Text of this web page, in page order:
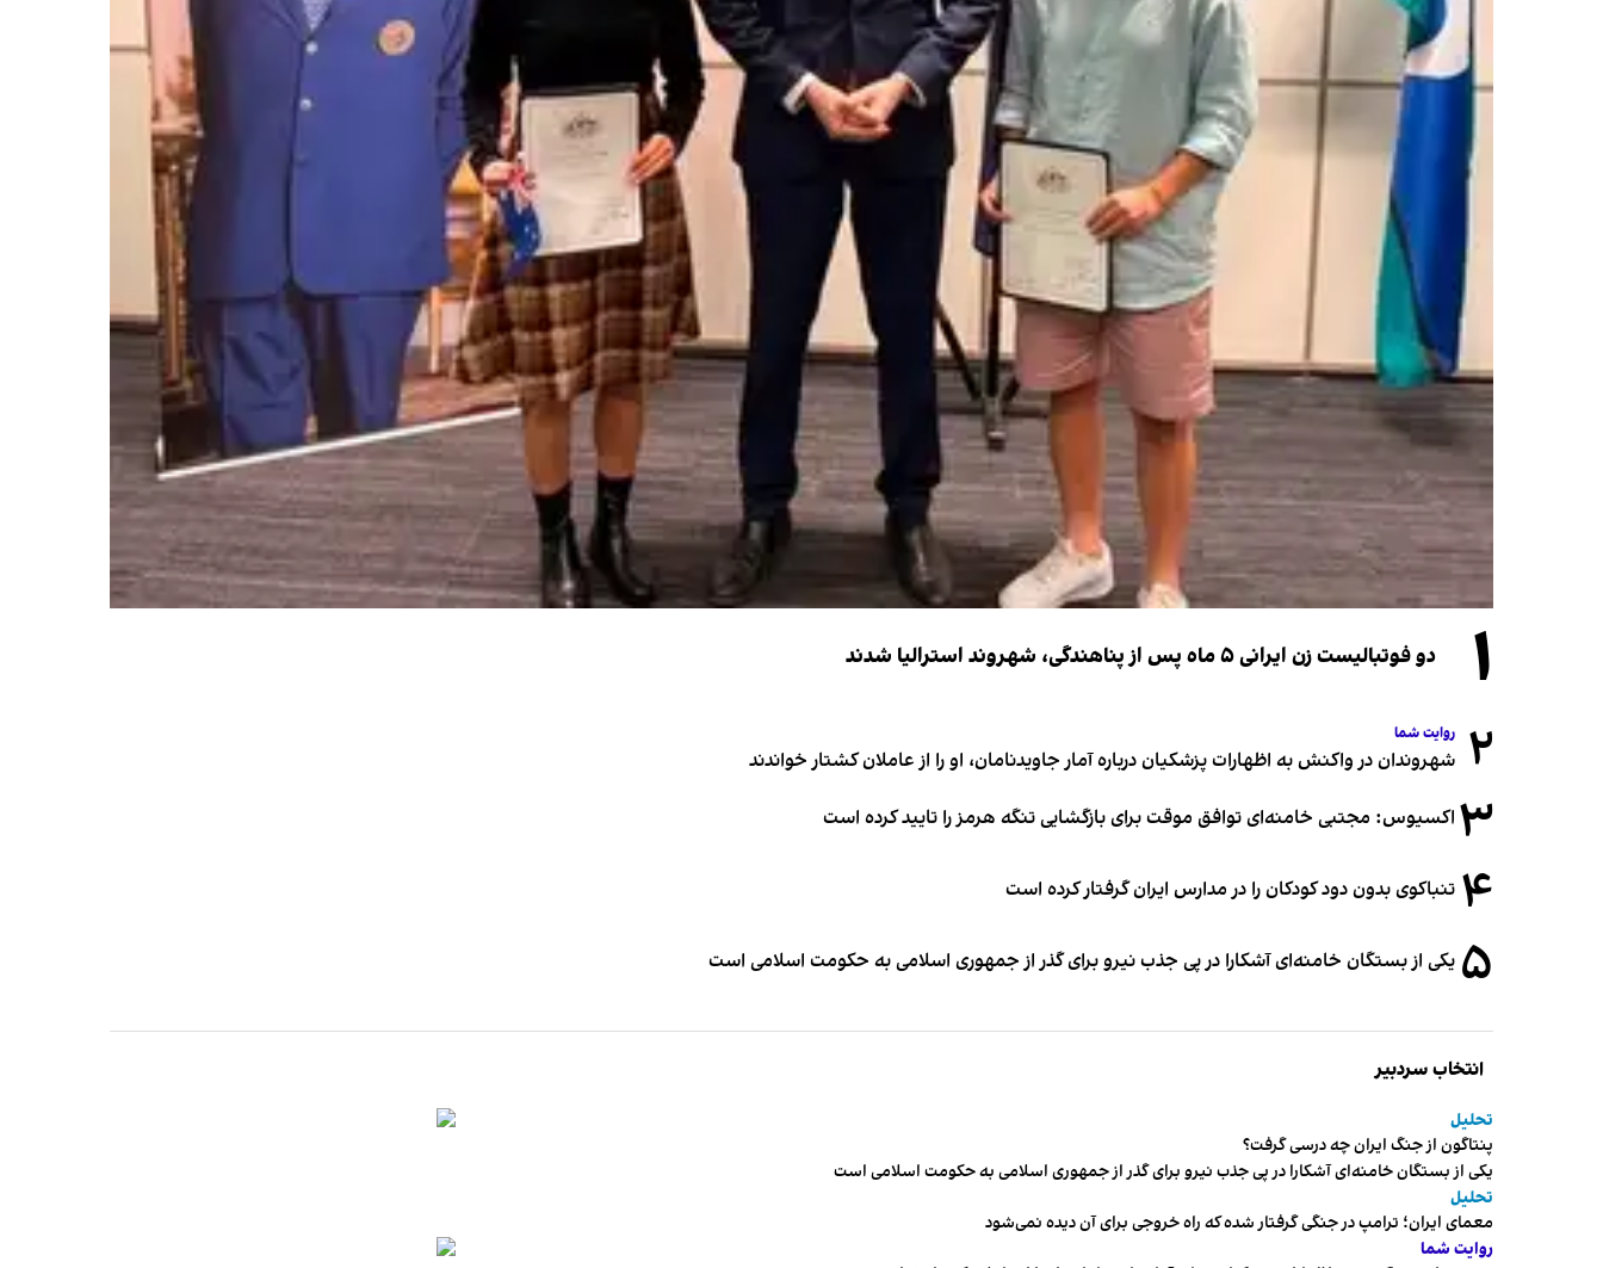
۱ دو فوتبالیست زن ایرانی ۵ ماه پس از پناهندگی، شهروند استرالیا شدند
۲ روایت شما
شهروندان در واکنش به اظهارات پزشکیان درباره آمار جاویدنامان، او را از عاملان کشتار خواندند
۳ اکسیوس: مجتبی خامنه‌ای توافق موقت برای بازگشایی تنگه هرمز را تایید کرده است
۴ تنباکوی بدون دود کودکان را در مدارس ایران گرفتار کرده است
۵ یکی از بستگان خامنه‌ای آشکارا در پی جذب نیرو برای گذر از جمهوری اسلامی به حکومت اسلامی است
انتخاب سردبیر
تحلیل
پنتاگون از جنگ ایران چه درسی گرفت؟
یکی از بستگان خامنه‌ای آشکارا در پی جذب نیرو برای گذر از جمهوری اسلامی به حکومت اسلامی است
تحلیل
معمای ایران؛ ترامپ در جنگی گرفتار شده که راه خروجی برای آن دیده نمی‌شود
روایت شما